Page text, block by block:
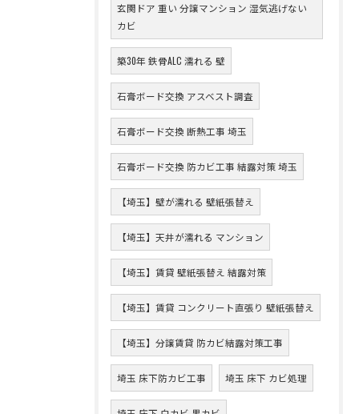
玄関ドア 重い 分譲マンション 湿気逃げない
カビ
築30年 鉄骨ALC 濡れる 壁
石膏ボード交換 アスベスト調査
石膏ボード交換 断熱工事 埼玉
石膏ボード交換 防カビ工事 結露対策 埼玉
【埼玉】壁が濡れる 壁紙張替え
【埼玉】天井が濡れる マンション
【埼玉】賃貸 壁紙張替え 結露対策
【埼玉】賃貸 コンクリート直張り 壁紙張替え
【埼玉】分譲賃貸 防カビ結露対策工事
埼玉 床下防カビ工事 埼玉 床下 カビ処理